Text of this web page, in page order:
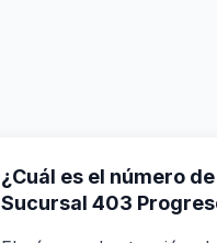
¿Cuál es el número
Sucursal 403